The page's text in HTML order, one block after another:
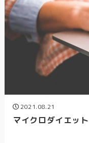
2021.08.21
マイクロダイエッ